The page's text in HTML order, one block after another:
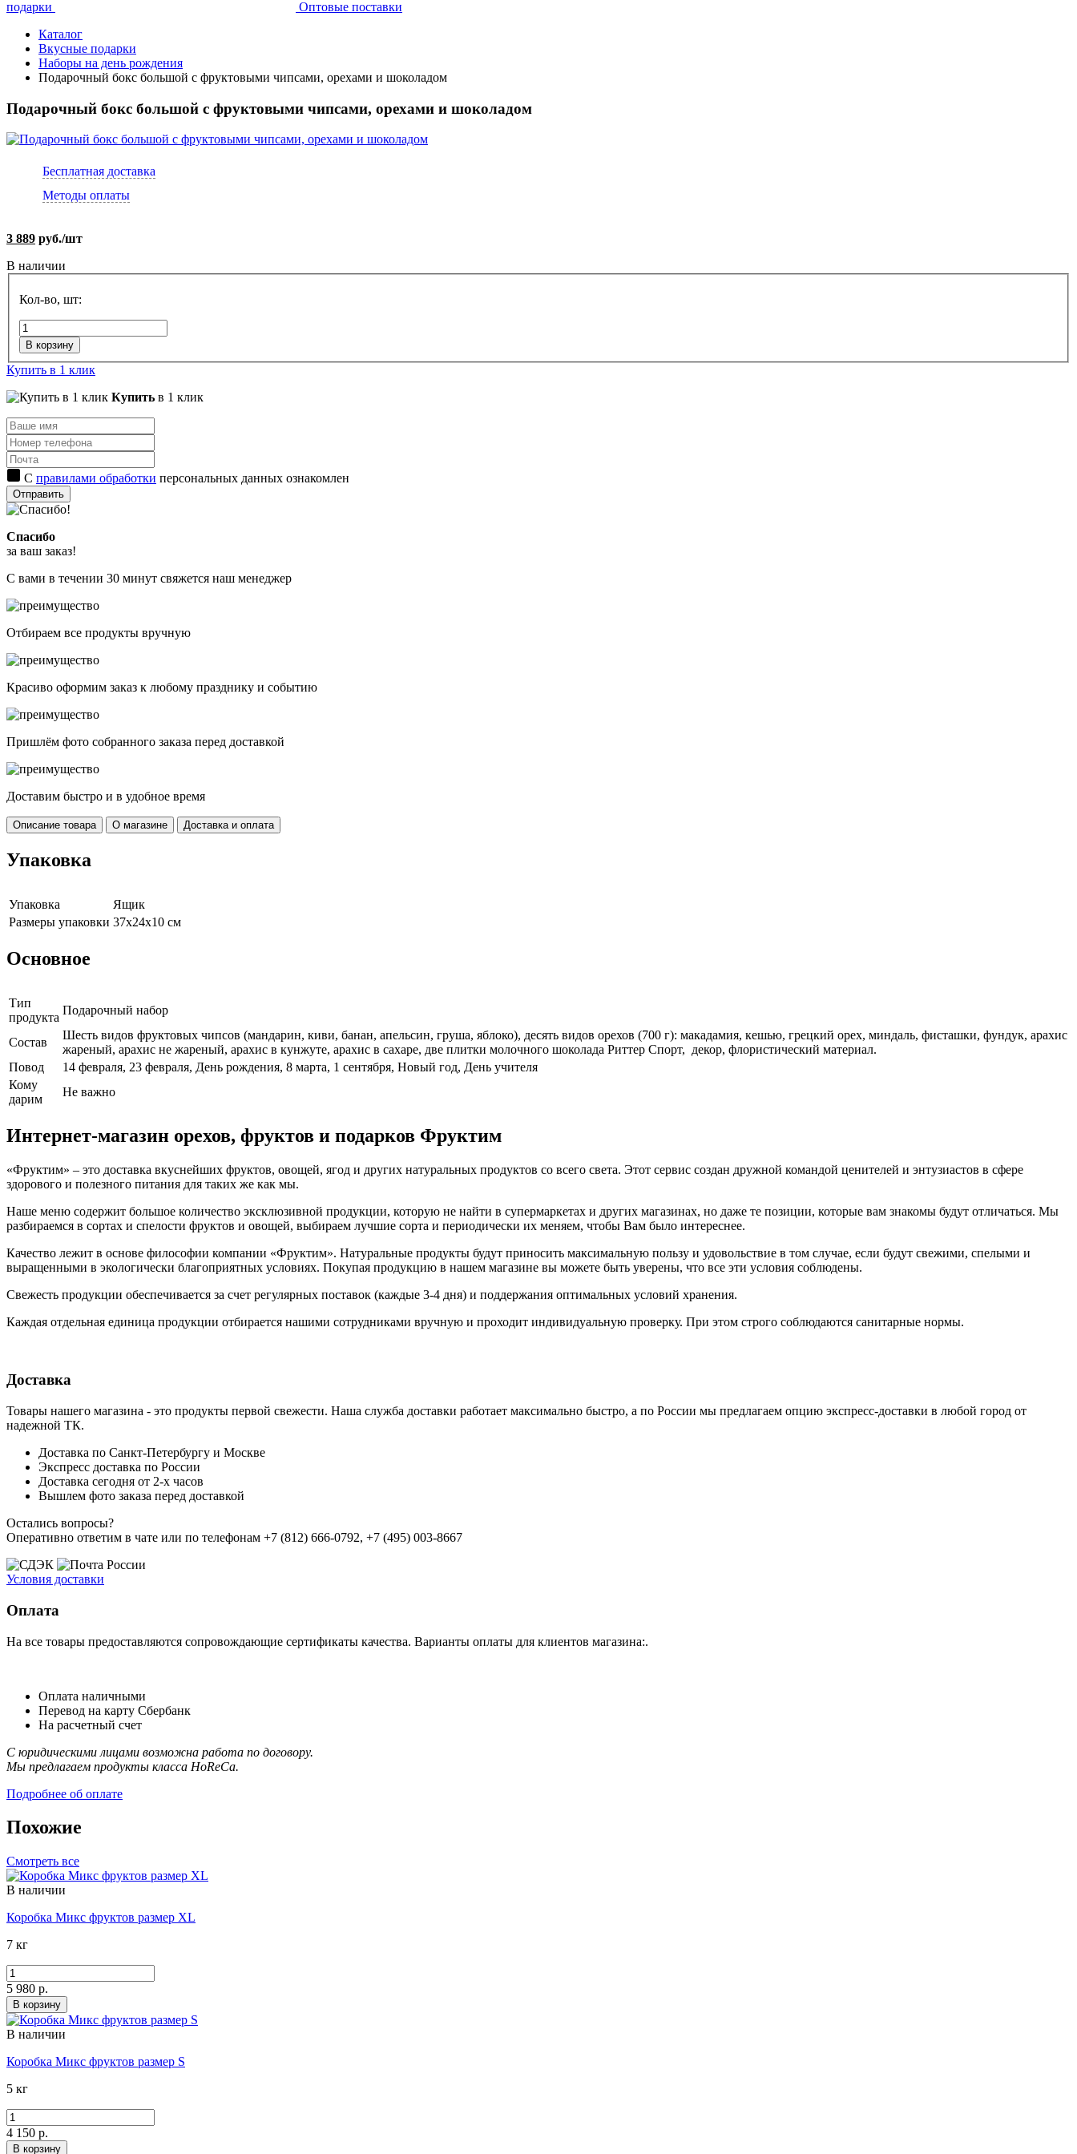
подарки
Оптовые поставки
Каталог
Вкусные подарки
Наборы на день рождения
Подарочный бокс большой с фруктовыми чипсами, орехами и шоколадом
Подарочный бокс большой с фруктовыми чипсами, орехами и шоколадом
Бесплатная доставка
Методы оплаты
3 889 руб./шт
В наличии
Кол-во, шт:
В корзину
Купить в 1 клик
Купить в 1 клик
С правилами обработки персональных данных ознакомлен
Отправить
Спасибо
за ваш заказ!
С вами в течении 30 минут свяжется наш менеджер
Отбираем все продукты вручную
Красиво оформим заказ к любому празднику и событию
Пришлём фото собранного заказа перед доставкой
Доставим быстро и в удобное время
Описание товара О магазине Доставка и оплата
Упаковка
Упаковка
Ящик
Размеры упаковки 37х24х10 см
Основное
Тип
продукта
Подарочный набор
Cостав
Шесть видов фруктовых чипсов (мандарин, киви, банан, апельсин, груша, яблоко), десять видов орехов (700 г): макадамия, кешью, грецкий орех, миндаль, фисташки, фундук, арахис
жареный, арахис не жареный, арахис в кунжуте, арахис в сахаре, две плитки молочного шоколада Риттер Спорт, декор, флористический материал.
Повод
14 февраля, 23 февраля, День рождения, 8 марта, 1 сентября, Новый год, День учителя
Кому
дарим
Не важно
Интернет-магазин орехов, фруктов и подарков Фруктим
«Фруктим» – это доставка вкуснейших фруктов, овощей, ягод и других натуральных продуктов со всего света. Этот сервис создан дружной командой ценителей и энтузиастов в сфере
здорового и полезного питания для таких же как мы.
Наше меню содержит большое количество эксклюзивной продукции, которую не найти в супермаркетах и других магазинах, но даже те позиции, которые вам знакомы будут отличаться. Мы
разбираемся в сортах и спелости фруктов и овощей, выбираем лучшие сорта и периодически их меняем, чтобы Вам было интереснее.
Качество лежит в основе философии компании «Фруктим». Натуральные продукты будут приносить максимальную пользу и удовольствие в том случае, если будут свежими, cпелыми и
выращенными в экологически благоприятных условиях. Покупая продукцию в нашем магазине вы можете быть уверены, что все эти условия соблюдены.
Свежесть продукции обеспечивается за счет регулярных поставок (каждые 3-4 дня) и поддержания оптимальных условий хранения.
Каждая отдельная единица продукции отбирается нашими сотрудниками вручную и проходит индивидуальную проверку. При этом строго соблюдаются санитарные нормы.
Доставка
Товары нашего магазина - это продукты первой свежести. Наша служба доставки работает максимально быстро, а по России мы предлагаем опцию экспресс-доставки в любой город от
надежной ТК.
Доставка по Санкт-Петербургу и Москве
Экспресс доставка по России
Доставка сегодня от 2-х часов
Вышлем фото заказа перед доставкой
Остались вопросы?
Оперативно ответим в чате или по телефонам +7 (812) 666-0792, +7 (495) 003-8667
Условия доставки
Оплата
На все товары предоставляются сопровождающие сертификаты качества. Варианты оплаты для клиентов магазина:.
Оплата наличными
Перевод на карту Сбербанк
На расчетный счет
С юридическими лицами возможна работа по договору.
Мы предлагаем продукты класса HoReCa.
Подробнее об оплате
Похожие
Смотреть все
В наличии
Коробка Микс фруктов размер XL
7 кг
5 980 р.
В корзину
В наличии
Коробка Микс фруктов размер S
5 кг
4 150 р.
В корзину